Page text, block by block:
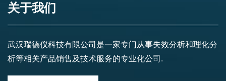
关于我们
武汉瑞德仪科技有限公司是一家专门从事失效分析和理化分
析等相关产品销售及技术服务的专业化公司.